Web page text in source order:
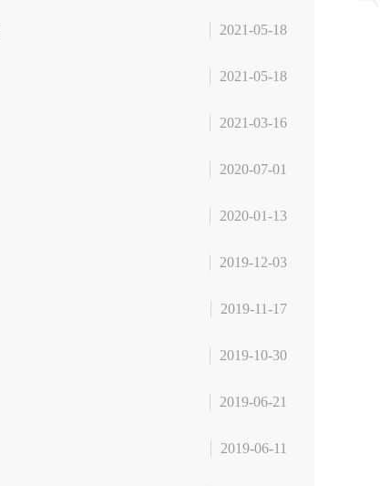
2021-05-18
2021-05-18
2021-03-16
2020-07-01
2020-01-13
2019-12-03
2019-11-17
2019-10-30
2019-06-21
2019-06-11